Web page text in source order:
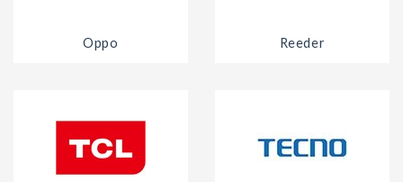
Oppo Reeder